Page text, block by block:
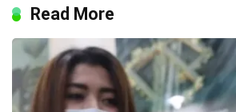
Read More